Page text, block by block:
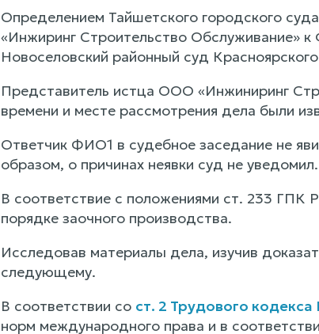
Определением Тайшетского городского
«Инжиринг Строительство Обслуживание»
Новоселовский районный суд
Представитель истца ООО «Инжиниринг
времени и месте рассмотрения дела были
Ответчик ФИО1 в судебное заседание не
образом, о причинах неявки суд не уведомил.
В соответствие с положениями ст. 233 ГПК
порядке заочного производства.
Исследовав материалы дела, изучив
следующему.
В соответствии со ст. 2 Трудового
норм международного права и в